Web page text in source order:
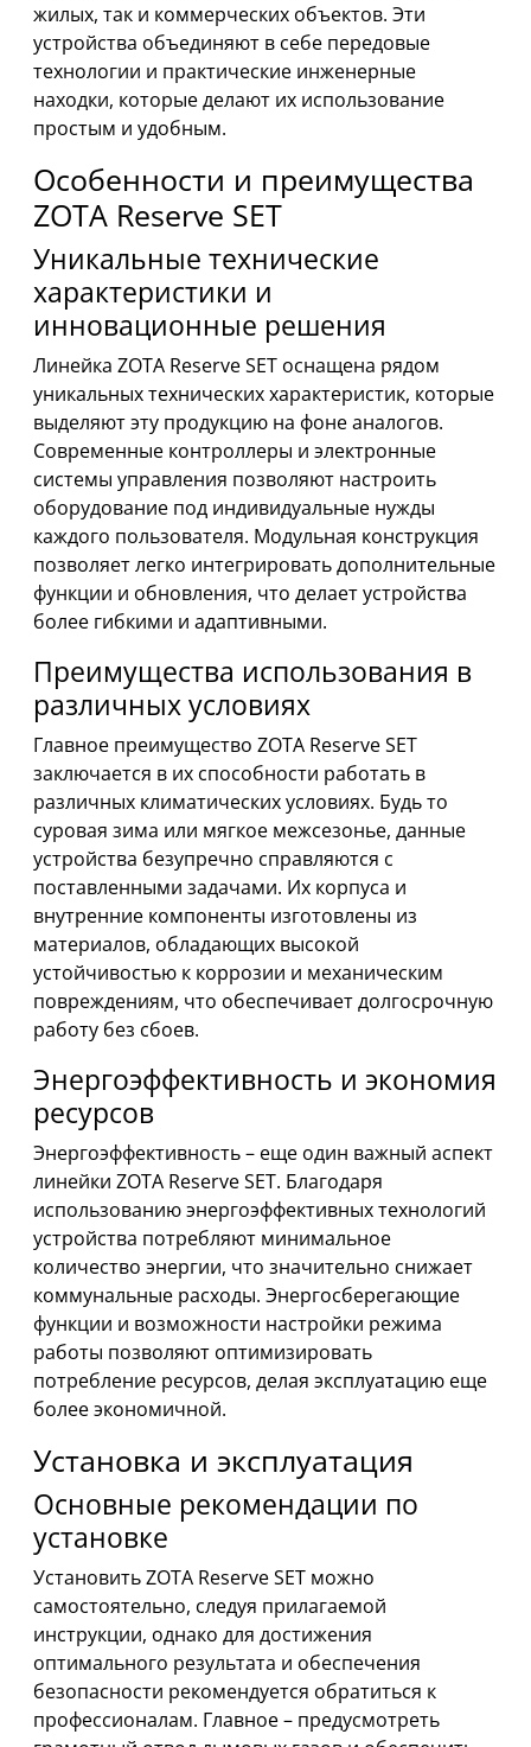
жилых, так и коммерческих объектов. Эти
устройства объединяют в себе передовые
технологии и практические инженерные
находки, которые делают их использование
простым и удобным.
Особенности и преимущества
ZOTA Reserve SET
Уникальные технические
характеристики и
инновационные решения
Линейка ZOTA Reserve SET оснащена рядом
уникальных технических характеристик, которые
выделяют эту продукцию на фоне аналогов.
Современные контроллеры и электронные
системы управления позволяют настроить
оборудование под индивидуальные нужды
каждого пользователя. Модульная конструкция
позволяет легко интегрировать дополнительные
функции и обновления, что делает устройства
более гибкими и адаптивными.
Преимущества использования в
различных условиях
Главное преимущество ZOTA Reserve SET
заключается в их способности работать в
различных климатических условиях. Будь то
суровая зима или мягкое межсезонье, данные
устройства безупречно справляются с
поставленными задачами. Их корпуса и
внутренние компоненты изготовлены из
материалов, обладающих высокой
устойчивостью к коррозии и механическим
повреждениям, что обеспечивает долгосрочную
работу без сбоев.
Энергоэффективность и экономия
ресурсов
Энергоэффективность – еще один важный аспект
линейки ZOTA Reserve SET. Благодаря
использованию энергоэффективных технологий
устройства потребляют минимальное
количество энергии, что значительно снижает
коммунальные расходы. Энергосберегающие
функции и возможности настройки режима
работы позволяют оптимизировать
потребление ресурсов, делая эксплуатацию еще
более экономичной.
Установка и эксплуатация
Основные рекомендации по
установке
Установить ZOTA Reserve SET можно
самостоятельно, следуя прилагаемой
инструкции, однако для достижения
оптимального результата и обеспечения
безопасности рекомендуется обратиться к
профессионалам. Главное – предусмотреть